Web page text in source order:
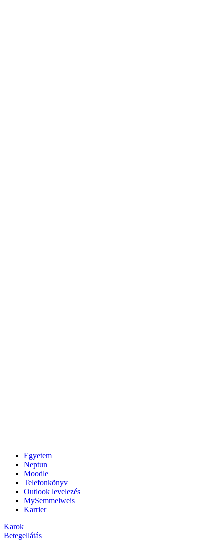
Egyetem
Neptun
Moodle
Telefonkönyv
Outlook levelezés
MySemmelweis
Karrier
Karok
Betegellátás